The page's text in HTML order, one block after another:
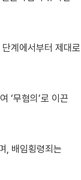
계에서부터 제대로
‘무혐의’로 이끈
, 배임횡령죄는